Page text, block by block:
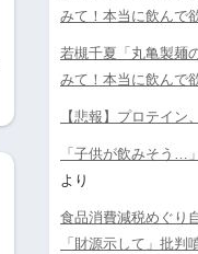
みて！本当に飲んで
若槻千夏「丸亀製麺
みて！本当に飲んで
【悲報】プロテイン
「子供が飲みそう…
より
食品消費減税めぐり
「財源示して」批判